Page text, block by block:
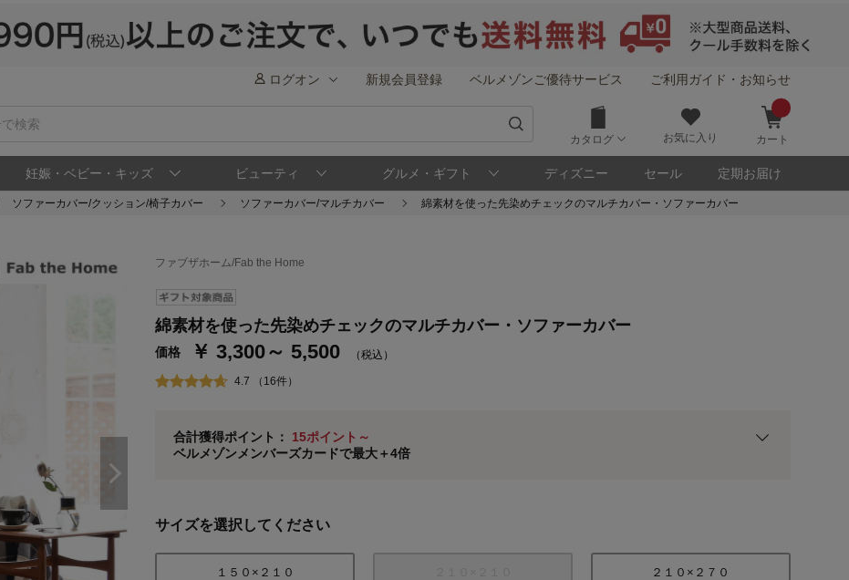
ログオン 新規会員登録 ベルメゾンご優待サービス ご利用ガイド・お知らせ
カタログ お気に入り カート
妊娠・ベビー・キッズ ビューティ グルメ・ギフト ディズニー セール 定期お届け
ソファーカバー/クッション/椅子カバー ソファーカバー/マルチカバー 綿素材を使った先染めチェックのマルチカバー・ソファーカバー
ファブザホーム/Fab the Home
綿素材を使った先染めチェックのマルチカバー・ソファーカバー
価格 ￥ 3,300～ 5,500 （税込）
4.7 （16件）
合計獲得ポイント： 15ポイント～
ベルメゾンメンバーズカードで最大＋4倍
ステージが上がれば送料無料・返品引取無料！
さらにポイント還元最大16倍！
ベルメゾンご優待サービスについて
通常商品送料無料 返品引取無料（JCBのみ）
※メンバーズカードの加算ポイントはステージ倍率適用前の基本ポイントに対して適用されます。
サイズを選択してください
１５０×２１０ ２１０×２７０